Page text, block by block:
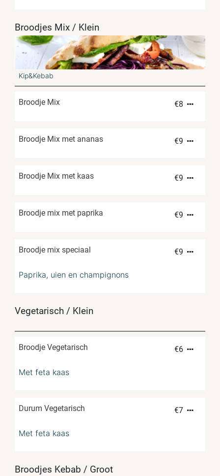
Broodjes Mix / Klein
Kip&Kebab
Broodje Mix €8
Broodje Mix met ananas €9
Broodje Mix met kaas €9
Broodje mix met paprika €9
Broodje mix speciaal €9
Paprika, uien en champignons
Vegetarisch / Klein
Broodje Vegetarisch €6
Met feta kaas
Durum Vegetarisch €7
Met feta kaas
Broodjes Kebab / Groot